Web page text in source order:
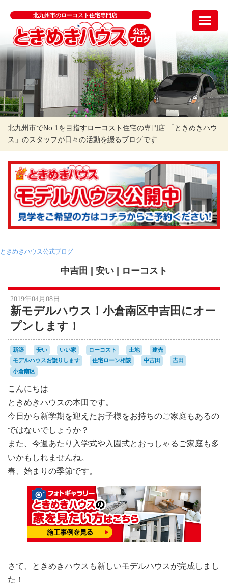
北九州市のローコスト住宅専門店
北九州市でNo.1を目指すローコスト住宅の専門店 「ときめきハウ
ス」のスタッフが日々の活動を綴るブログです
ときめきハウス公式ブログ
中吉田 | 安い | ローコスト
2019年04月08日
新モデルハウス！小倉南区中吉田にオー
プンします！
新築 安い いい家 ローコスト 土地
建売
モデルハウスお譲りします
住宅ローン相談 中吉田
吉田
小倉南区
こんにちは
ときめきハウスの本田です。
今日から新学期を迎えたお子様をお持ちのご家庭もあるの
ではないでしょうか？
また、今週あたり入学式や入園式とおっしゃるご家庭も多
いかもしれませんね。
春、始まりの季節です。
さて、ときめきハウスも新しいモデルハウスが完成しまし
た！